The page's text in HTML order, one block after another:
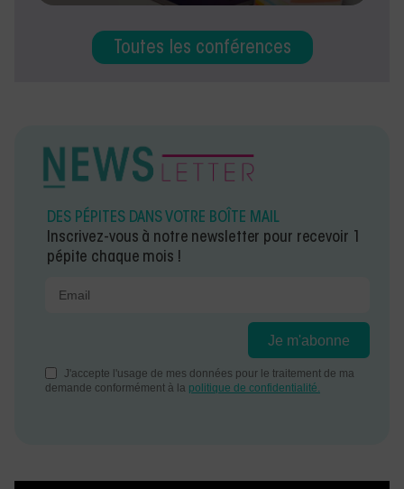
Toutes les conférences
DES PÉPITES DANS VOTRE BOÎTE MAIL
Inscrivez-vous à notre newsletter pour recevoir 1
pépite chaque mois !